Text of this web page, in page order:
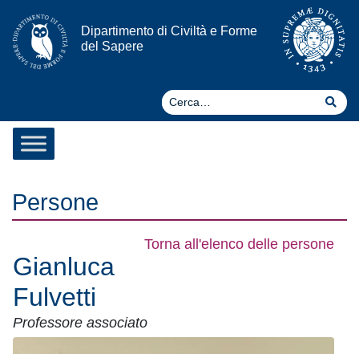
Vai al contenuto
Dipartimento di Civiltà e Forme
del Sapere
Persone
Torna all'elenco delle persone
Gianluca
Fulvetti
Professore associato